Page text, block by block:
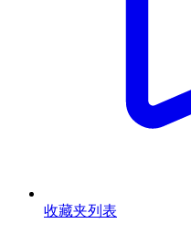
收藏夹列表